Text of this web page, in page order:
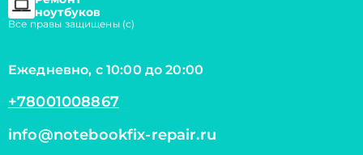
ноутбуков
Все правы защищены (с)
Ежедневно, с 10:00 до 20:00
+78001008867
info@notebookfix-repair.ru